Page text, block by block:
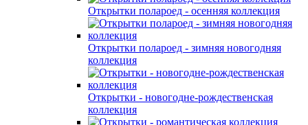
Открытки полароед - осенняя коллекция
Открытки полароед - зимняя новогодняя
коллекция
Открытки - новогодне-рождественская
коллекция